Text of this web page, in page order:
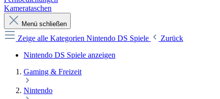
Kamerataschen
Menü schließen
Zeige alle Kategorien Nintendo DS Spiele
Zurück
Nintendo DS Spiele anzeigen
Gaming & Freizeit
Nintendo